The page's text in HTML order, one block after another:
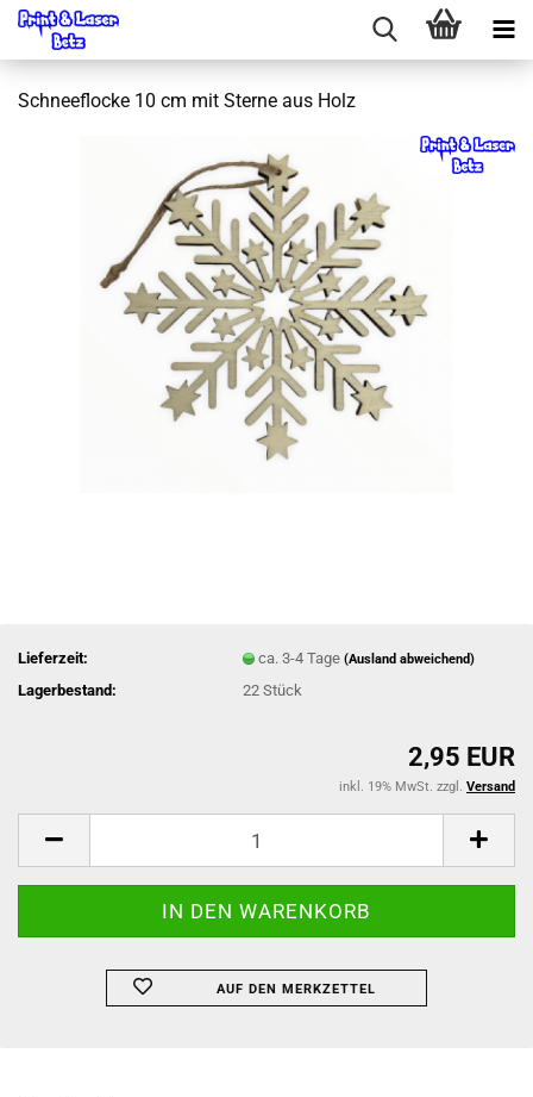
Schneeflocke 10 cm mit Sterne aus Holz
Lieferzeit: ca. 3-4 Tage(Ausland abweichend)
Lagerbestand: 22Stück
2,95 EUR
inkl. 19% MwSt. zzgl. Versand
AUF DEN MERKZETTEL